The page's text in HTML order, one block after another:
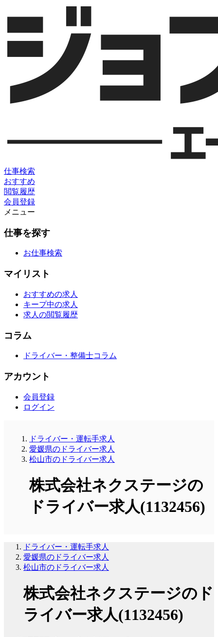
仕事検索
おすすめ
閲覧履歴
会員登録
メニュー
仕事を探す
お仕事検索
マイリスト
おすすめの求人
キープ中の求人
求人の閲覧履歴
コラム
ドライバー・整備士コラム
アカウント
会員登録
ログイン
ドライバー・運転手求人
愛媛県のドライバー求人
松山市のドライバー求人
株式会社ネクステージの
ドライバー求人(1132456)
ドライバー・運転手求人
愛媛県のドライバー求人
松山市のドライバー求人
株式会社ネクステージのド
ライバー求人(1132456)